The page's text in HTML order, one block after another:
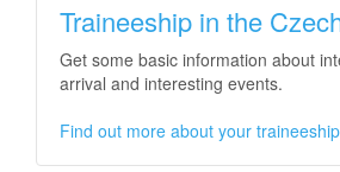
Traineeship in the
Get some basic information about
arrival and interesting events.
Find out more about your traineeship